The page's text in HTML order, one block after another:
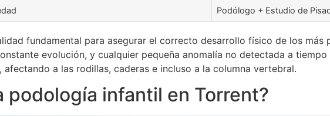
Podólogo + Estudio de
fundamental para asegurar el correcto desarrollo físico de los más
evolución, y cualquier pequeña anomalía no detectada a
a las rodillas, caderas e incluso a la columna vertebral.
podología infantil en Torrent?